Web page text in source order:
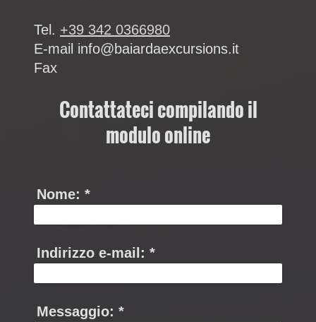
Tel. +39 342 0366980
E-mail info@baiardaexcursions.it
Fax
Contattateci compilando il
modulo online
Nome: *
Indirizzo e-mail: *
Messaggio: *